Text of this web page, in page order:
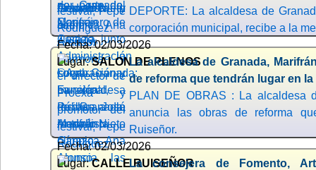
DEPORTE: La alcaldesa de
corporación municipal, recibe a la
Fecha: 02/03/2026
Lugar:SALON DE PLENOS
La alcaldesa de Granada,
de reforma que tendrán lugar en
PLAN DE OBRAS : La alcaldesa
anuncia las obras de reforma
Ruiseñor.
Fecha: 02/03/2026
Lugar:CALLE RUISEÑOR
La consejera de Fomento,